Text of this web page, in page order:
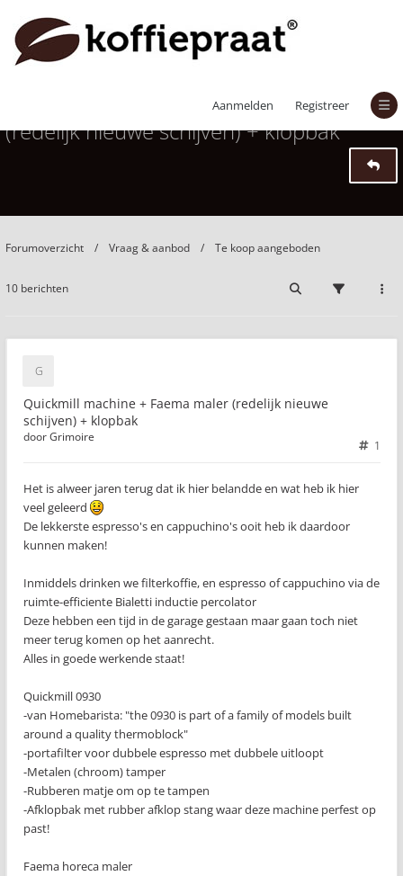
Aanmelden Registreer
Quickmill machine + Faema maler
(redelijk nieuwe schijven) + klopbak
Forumoverzicht Vraag & aanbod Te koop aangeboden
10 berichten
Quickmill machine + Faema maler (redelijk nieuwe
schijven) + klopbak
1
doorGrimoire
Het is alweer jaren terug dat ik hier belandde en wat heb ik hier
veel geleerd
De lekkerste espresso's en cappuchino's ooit heb ik daardoor
kunnen maken!
Inmiddels drinken we filterkoffie, en espresso of cappuchino via de
ruimte-efficiente Bialetti inductie percolator
Deze hebben een tijd in de garage gestaan maar gaan toch niet
meer terug komen op het aanrecht.
Alles in goede werkende staat!
Quickmill 0930
-van Homebarista: "the 0930 is part of a family of models built
around a quality thermoblock"
-portafilter voor dubbele espresso met dubbele uitloopt
-Metalen (chroom) tamper
-Rubberen matje om op te tampen
-Afklopbak met rubber afklop stang waar deze machine perfest op
past!
Faema horeca maler